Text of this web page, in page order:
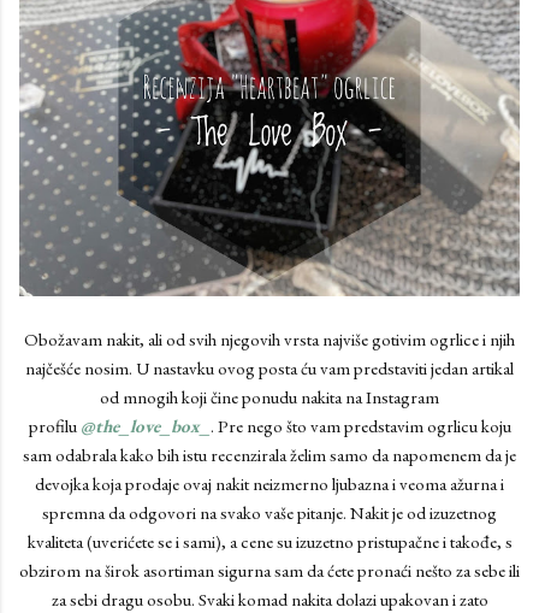
Obožavam nakit, ali od svih njegovih vrsta najviše gotivim ogrlice i njih
najčešće nosim. U nastavku ovog posta ću vam predstaviti jedan artikal
od mnogih koji čine ponudu nakita na Instagram
profilu @the_love_box_ . Pre nego što vam predstavim ogrlicu koju
sam odabrala kako bih istu recenzirala želim samo da napomenem da je
devojka koja prodaje ovaj nakit neizmerno ljubazna i veoma ažurna i
spremna da odgovori na svako vaše pitanje. Nakit je od izuzetnog
kvaliteta (uverićete se i sami), a cene su izuzetno pristupačne i takođe, s
obzirom na širok asortiman sigurna sam da ćete pronaći nešto za sebe ili
za sebi dragu osobu. Svaki komad nakita dolazi upakovan i zato